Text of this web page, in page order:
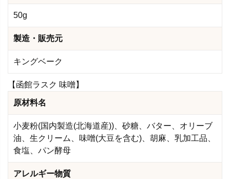
50g
製造・販売元
キングベーク
【函館ラスク 味噌】
原材料名
小麦粉(国内製造(北海道産))、砂糖、バター、オリーブ
油、生クリーム、味噌(大豆を含む)、胡麻、乳加工品、
食塩、パン酵母
アレルギー物質